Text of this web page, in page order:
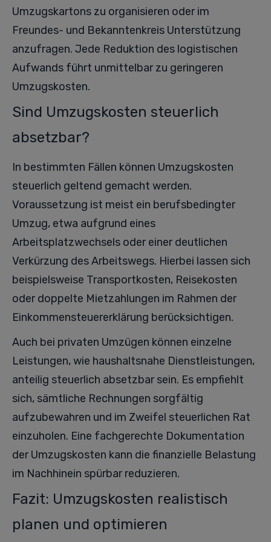
Umzugskartons zu organisieren oder im
Freundes- und Bekanntenkreis Unterstützung
anzufragen. Jede Reduktion des logistischen
Aufwands führt unmittelbar zu geringeren
Umzugskosten.
Sind Umzugskosten steuerlich
absetzbar?
In bestimmten Fällen können Umzugskosten
steuerlich geltend gemacht werden.
Voraussetzung ist meist ein berufsbedingter
Umzug, etwa aufgrund eines
Arbeitsplatzwechsels oder einer deutlichen
Verkürzung des Arbeitswegs. Hierbei lassen sich
beispielsweise Transportkosten, Reisekosten
oder doppelte Mietzahlungen im Rahmen der
Einkommensteuererklärung berücksichtigen.
Auch bei privaten Umzügen können einzelne
Leistungen, wie haushaltsnahe Dienstleistungen,
anteilig steuerlich absetzbar sein. Es empfiehlt
sich, sämtliche Rechnungen sorgfältig
aufzubewahren und im Zweifel steuerlichen Rat
einzuholen. Eine fachgerechte Dokumentation
der Umzugskosten kann die finanzielle Belastung
im Nachhinein spürbar reduzieren.
Fazit: Umzugskosten realistisch
planen und optimieren